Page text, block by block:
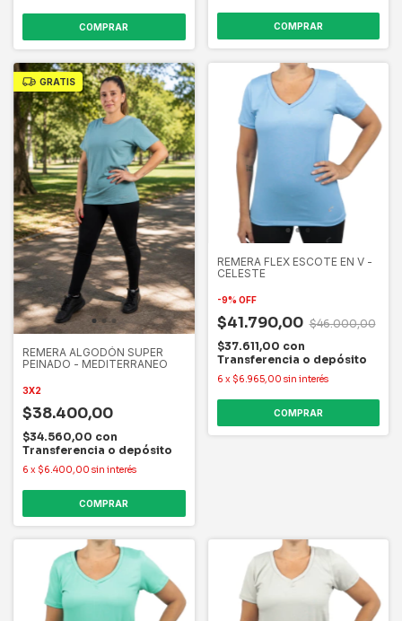
COMPRAR COMPRAR
GRATIS
REMERA ALGODÓN SUPER
PEINADO - MEDITERRANEO
3X2
$38.400,00
$34.560,00 con
Transferencia o depósito
6 x $6.400,00 sin interés
COMPRAR
REMERA FLEX ESCOTE EN V -
CELESTE
-9% OFF
$41.790,00 $46.000,00
$37.611,00 con
Transferencia o depósito
6 x $6.965,00 sin interés
COMPRAR